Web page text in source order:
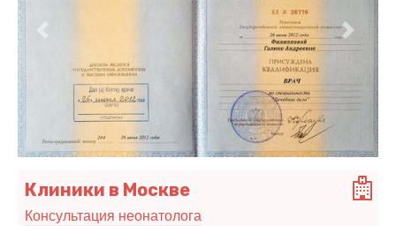
Предыдущий
Клиники в Москве
Консультация неонатолога